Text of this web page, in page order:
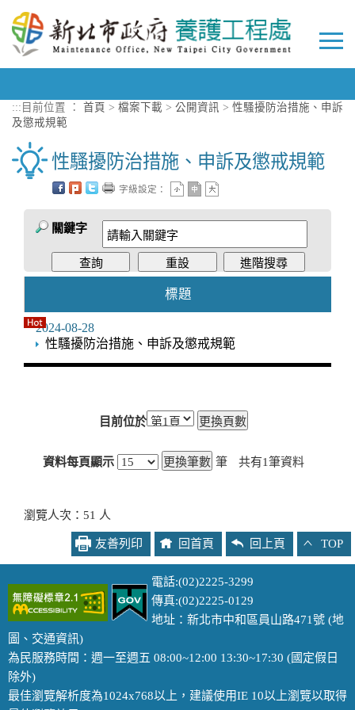
::: 目前位置 ： 首頁 > 檔案下載 > 公開資訊 > 性騷擾防治措施、申訴
及懲戒規範
性騷擾防治措施、申訴及懲戒規範
字級設定：
關鍵字
標題
性騷擾防治措施、申訴及懲戒規範
2024-08-28
目前位於
資料每頁顯示 筆 共有1筆資料
瀏覽人次：51 人
友善列印 回首頁 回上頁 TOP
電話:(02)2225-3299
傳真:(02)2225-0129
地址：新北市中和區員山路471號 (地
圖 、 交通資訊)
為民服務時間：週一至週五 08:00~12:00 13:30~17:30 (國定假日
除外)
最佳瀏覽解析度為1024x768以上，建議使用IE 10以上瀏覽以取得